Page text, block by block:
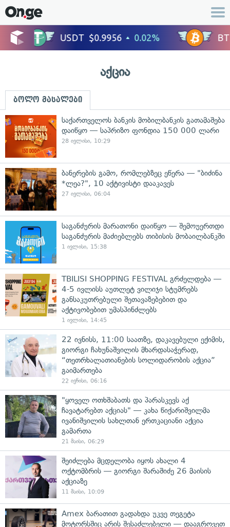
აქცია
ბოლო მასალები
საქართველოს ბანკის მობილბანკის გათამაშება
დაიწყო ­­— საპრიზო ფონდია 150 000 ლარი
28 ივლისი, 10:29
ბანერების გამო, რომლებზეც ეწერა — "ბიძინა
*ლეა?", 10 აქტივისტი დააკავეს
27 ივლისი, 06:04
საგანძურის მარათონი დაიწყო — შემოუერთდი
საგანძურის მაძიებლებს თიბისის მობაილბანკში
1 ივლისი, 15:38
TBILISI SHOPPING FESTIVAL გრძელდება —
4-5 ივლისს აუთლეტ ვილიჯი სტუმრებს
განსაკუთრებული შეთავაზებებით და
აქტივობებით უმასპინძლებს
1 ივლისი, 14:45
22 ივნისს, 11:00 საათზე, დაკავებული ექიმის,
გიორგი ჩახუნაშვილის მხარდასაჭერად,
“თეთრხალათიანების სოლიდარობის აქცია”
გაიმართება
22 ივნისი, 06:16
"ყოველ ოთხშაბათს და პარასკევს აქ
ჩავატარებთ აქციას" — კახა წიქარიშვილმა
ივანიშვილის სახლთან ერთკაციანი აქცია
გამართა
21 მაისი, 06:29
შეიძლება მცდელობა იყოს ახალი 4
ოქტომბრის — გიორგი შარაშიძე 26 მაისის
აქციაზე
11 მაისი, 10:09
Amex ბარათით გადახდა უკვე თეგეტა
მოტორსშიც არის შესაძლებელი — დააგროვეთ